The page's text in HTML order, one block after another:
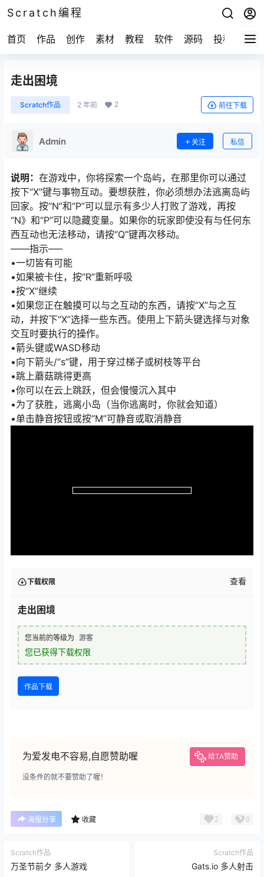
Scratch编程
首页 作品 创作 素材 教程 软件 源码 投稿 关于
走出困境
Scratch作品 2 年前 2 前往下载
Admin 关注 私信
说明： 在游戏中，你将探索一个岛屿，在那里你可以通过
按下“X”键与事物互动。要想获胜，你必须想办法逃离岛屿
回家。按“N”和“P”可以显示有多少人打败了游戏，再按
“N》和“P”可以隐藏变量。如果你的玩家即使没有与任何东
西互动也无法移动，请按“Q”键再次移动。
––––指示–––
•一切皆有可能
•如果被卡住，按“R”重新呼吸
•按“X”继续
•如果您正在触摸可以与之互动的东西，请按“X”与之互
动，并按下“X”选择一些东西。使用上下箭头键选择与对象
交互时要执行的操作。
•箭头键或WASD移动
•向下箭头/“s”键，用于穿过梯子或树枝等平台
•跳上蘑菇跳得更高
•你可以在云上跳跃，但会慢慢沉入其中
•为了获胜，逃离小岛（当你逃离时，你就会知道）
•单击静音按钮或按“M”可静音或取消静音
下载权限 查看
走出困境
您当前的等级为 游客
您已获得下载权限
作品下载
为爱发电不容易,自愿赞助喔 给TA赞助
没条件的就不要赞助了喔！
海报分享 收藏 2 0
Scratch作品
万圣节前夕 多人游戏
Scratch作品
Gats.io 多人射击